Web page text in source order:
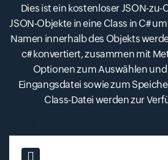
Dies ist ein kostenloser JSON-zu-
JSON-Objekte in eine Class in C#
Namen innerhalb des Objekts
c# konvertiert, zusammen mit
Optionen zum Auswählen und
Eingangsdatei sowie zum
Class-Datei werden zur